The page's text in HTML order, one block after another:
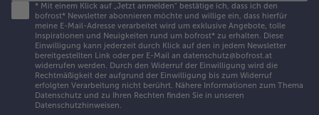
* Mit einem Klick auf „Jetzt anmelden" bestätige ich, dass ich den
bofrost* Newsletter abonnieren möchte und willige ein, dass hierfür
meine E-Mail-Adresse verarbeitet wird um exklusive Angebote, tolle
Inspirationen und Neuigkeiten rund um bofrost* zu erhalten. Diese
Einwilligung kann jederzeit durch Klick auf den in jedem Newsletter
bereitgestellten Link oder per E-Mail an datenschutz@bofrost.at
widerrufen werden. Durch den Widerruf der Einwilligung wird die
Rechtmäßigkeit der aufgrund der Einwilligung bis zum Widerruf
erfolgten Verarbeitung nicht berührt. Nähere Informationen zum Thema
Datenschutz und zu Ihren Rechten finden Sie in unseren
Datenschutzhinweisen.